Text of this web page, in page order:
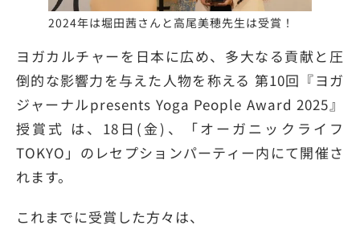
2024年は堀田茜さんと高尾美穂先生は受賞！
ヨガカルチャーを⽇本に広め、多⼤なる貢献と圧
倒的な影響⼒を与えた⼈物を称える 第10回『ヨガ
ジャーナルpresents Yoga People Award 2025』
授賞式 は、18⽇(⾦)、「オーガニックライフ
TOKYO」のレセプションパーティー内にて開催さ
れます。
これまでに受賞した方々は、